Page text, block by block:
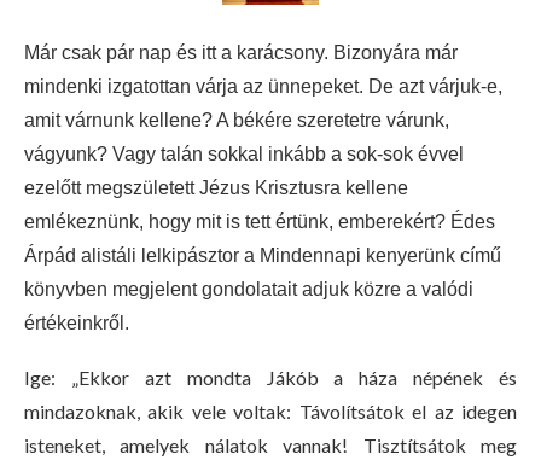
Már csak pár nap és itt a karácsony. Bizonyára már
mindenki izgatottan várja az ünnepeket. De azt várjuk-e,
amit várnunk kellene? A békére szeretetre várunk,
vágyunk? Vagy talán sokkal inkább a sok-sok évvel
ezelőtt megszületett Jézus Krisztusra kellene
emlékeznünk, hogy mit is tett értünk, emberekért? Édes
Árpád alistáli lelkipásztor a Mindennapi kenyerünk című
könyvben megjelent gondolatait adjuk közre a valódi
értékeinkről.
Ige: „Ekkor azt mondta Jákób a háza népének és
mindazoknak, akik vele voltak: Távolítsátok el az idegen
isteneket, amelyek nálatok vannak! Tisztítsátok meg